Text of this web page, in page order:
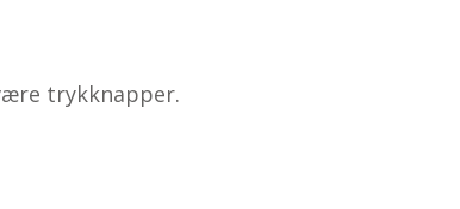
trykknapper.